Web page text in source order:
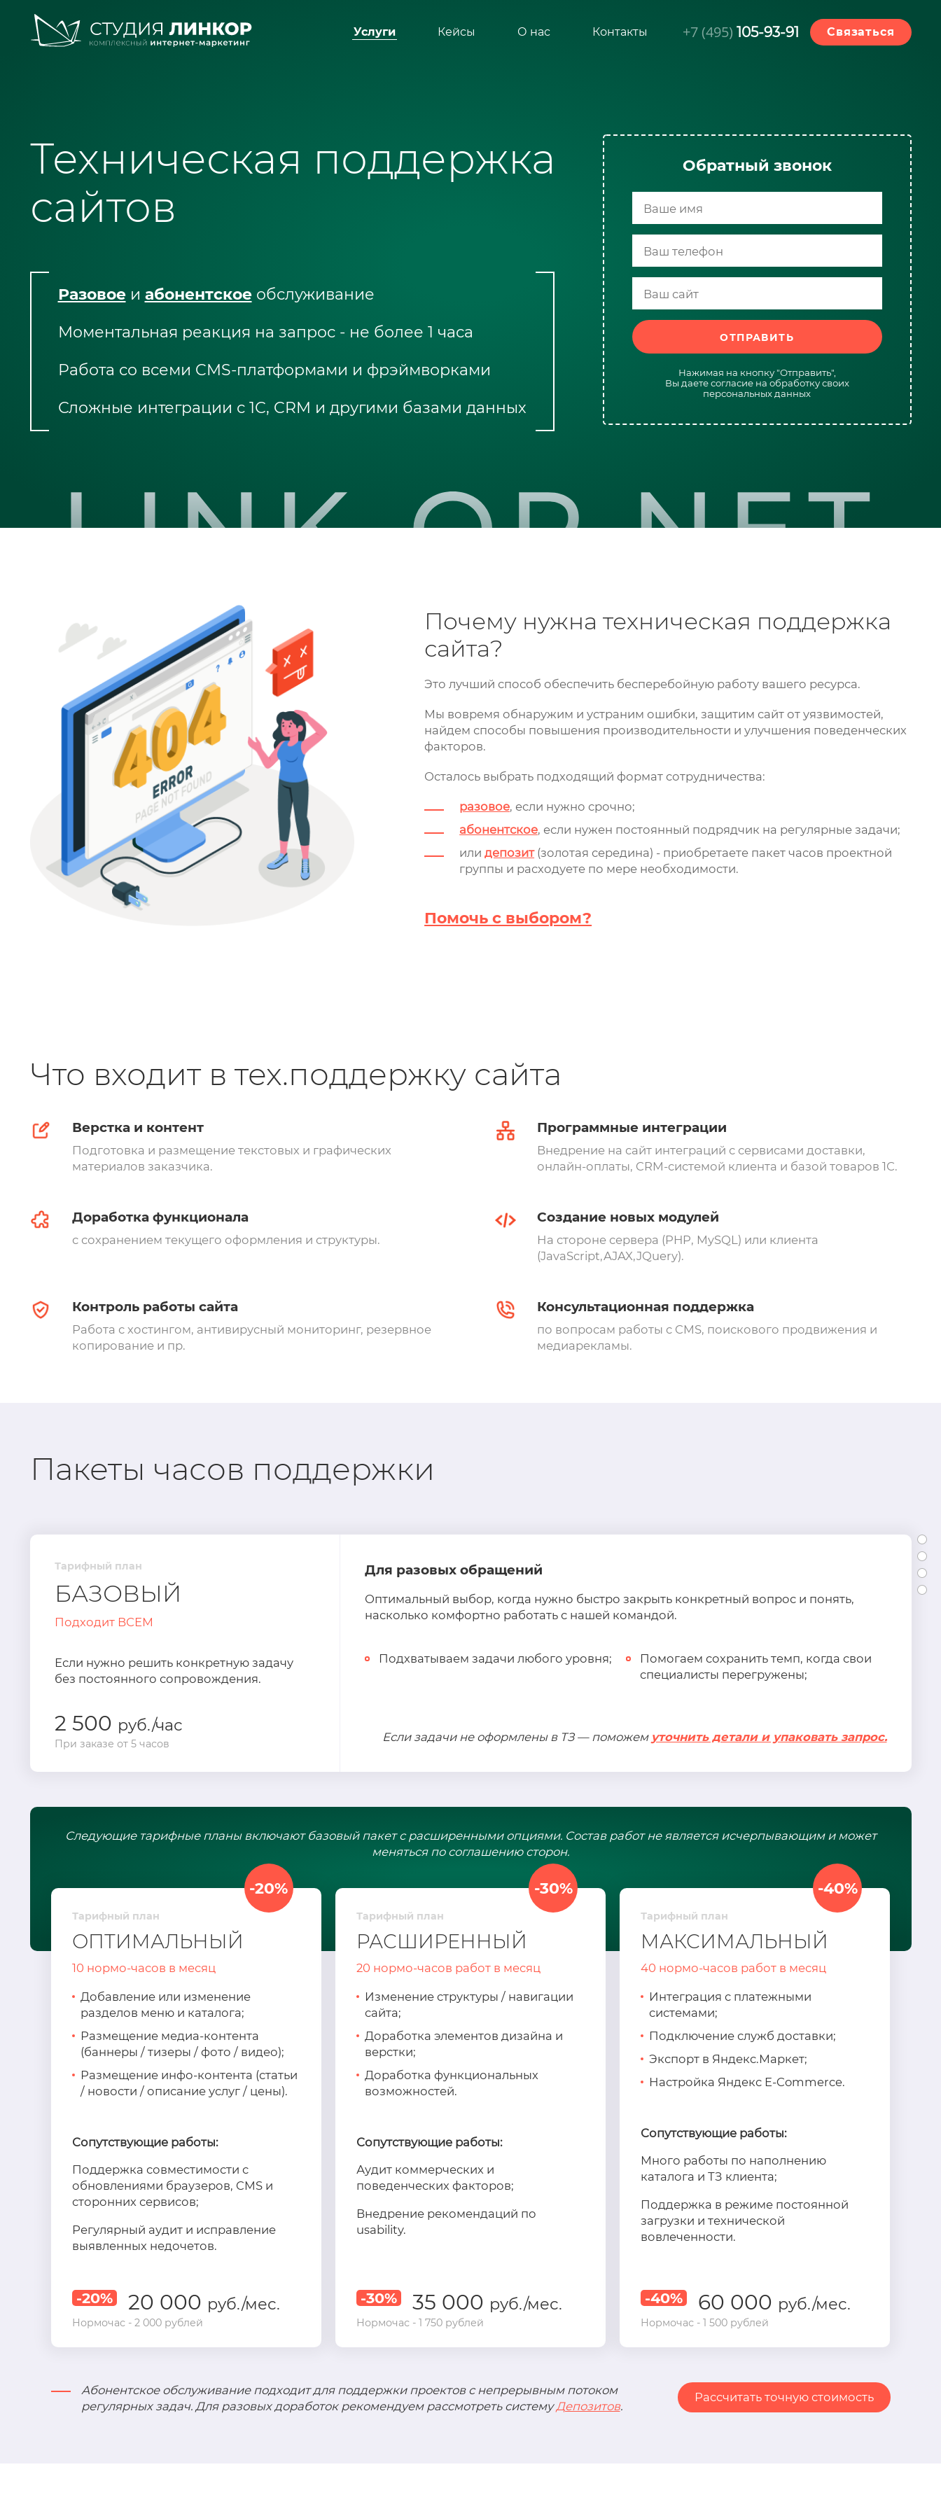
Услуги Кейсы О нас Контакты +7 (495) 105-93-91 Связаться
Техническая поддержка
сайтов
Разовоеи абонентскоеобслуживание
Моментальная реакция на запрос - не более 1 часа
Работа со всеми CMS-платформами и фрэймворками
Сложные интеграции с 1С, CRM и другими базами данных
Обратный звонок
Нажимая на кнопку "Отправить",
Вы даете согласие на обработку своих
персональных данных
Почему нужна техническая поддержка
сайта?
Это лучший способ обеспечить бесперебойную работу вашего ресурса.
Мы вовремя обнаружим и устраним ошибки, защитим сайт от уязвимостей,
найдем способы повышения производительности и улучшения поведенческих
факторов.
Осталось выбрать подходящий формат сотрудничества:
разовое, если нужно срочно;
абонентское, если нужен постоянный подрядчик на регулярные задачи;
илидепозит(золотая середина) - приобретаете пакет часов проектной
группы и расходуете по мере необходимости.
Помочь с выбором?
Что входит в тех.поддержку сайта
Верстка и контент
Подготовка и размещение текстовых и графических
материалов заказчика.
Программные интеграции
Внедрение на сайт интеграций с сервисами доставки,
онлайн-оплаты, CRM-системой клиента и базой товаров 1С.
Доработка функционала
с сохранением текущего оформления и структуры.
Создание новых модулей
На стороне сервера (PHP, MySQL) или клиента
(JavaScript,AJAX,JQuery).
Контроль работы сайта
Работа с хостингом, антивирусный мониторинг, резервное
копирование и пр.
Консультационная поддержка
по вопросам работы с CMS, поискового продвижения и
медиарекламы.
Пакеты часов поддержки
Тарифный план
БАЗОВЫЙ
Подходит ВСЕМ
Если нужно решить конкретную задачу
без постоянного сопровождения.
2 500 руб./час
При заказе от 5 часов
Для разовых обращений
Оптимальный выбор, когда нужно быстро закрыть конкретный вопрос и понять,
насколько комфортно работать с нашей командой.
Подхватываем задачи любого уровня;
Помогаем сохранить темп, когда свои
специалисты перегружены;
Если задачи не оформлены в ТЗ — поможем уточнить детали и упаковать запрос.
Следующие тарифные планы включают базовый пакет с расширенными опциями. Состав работ не является исчерпывающим и может
меняться по соглашению сторон.
-20%
Тарифный план
ОПТИМАЛЬНЫЙ
10 нормо-часов в месяц
Добавление или изменение
разделов меню и каталога;
Размещение медиа-контента
(баннеры / тизеры / фото / видео);
Размещение инфо-контента (статьи
/ новости / описание услуг / цены).
Сопутствующие работы:
Поддержка совместимости с
обновлениями браузеров, CMS и
сторонних сервисов;
Регулярный аудит и исправление
выявленных недочетов.
-20% 20 000 руб./мес.
Нормочас - 2 000 рублей
-30%
Тарифный план
РАСШИРЕННЫЙ
20 нормо-часов работ в месяц
Изменение структуры / навигации
сайта;
Доработка элементов дизайна и
верстки;
Доработка функциональных
возможностей.
Сопутствующие работы:
Аудит коммерческих и
поведенческих факторов;
Внедрение рекомендаций по
usability.
-30% 35 000 руб./мес.
Нормочас - 1 750 рублей
-40%
Тарифный план
МАКСИМАЛЬНЫЙ
40 нормо-часов работ в месяц
Интеграция с платежными
системами;
Подключение служб доставки;
Экспорт в Яндекс.Маркет;
Настройка Яндекс E-Commerce.
Сопутствующие работы:
Много работы по наполнению
каталога и ТЗ клиента;
Поддержка в режиме постоянной
загрузки и технической
вовлеченности.
-40% 60 000 руб./мес.
Нормочас - 1 500 рублей
Абонентское обслуживание подходит для поддержки проектов с непрерывным потоком
регулярных задач. Для разовых доработок рекомендуем рассмотреть системуДепозитов.
Рассчитать точную стоимость
Запуск контекстной рекламы
Техническая поддержка сайтов
Разработка интернет-сайтов
Кейсы
Блог
Глоссарий
О нас
Нажимая на кнопку "Отправить",